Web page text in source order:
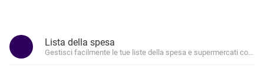
Lista della spesa
Gestisci facilmente le tue liste della spesa e supermercati con